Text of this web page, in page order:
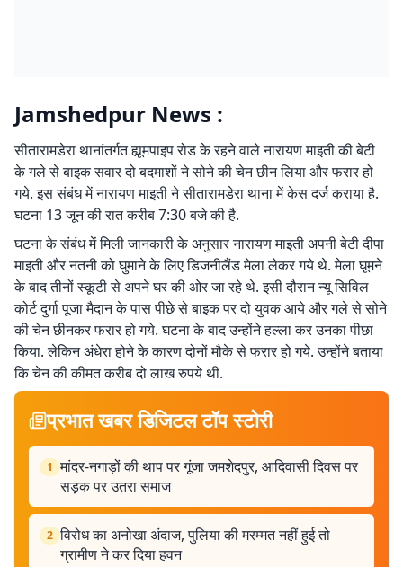
Jamshedpur News :
सीतारामडेरा थानांतर्गत ह्यूमपाइप रोड के रहने वाले नारायण माइती की बेटी
के गले से बाइक सवार दो बदमाशों ने सोने की चेन छीन लिया और फरार हो
गये. इस संबंध में नारायण माइती ने सीतारामडेरा थाना में केस दर्ज कराया है.
घटना 13 जून की रात करीब 7:30 बजे की है.
घटना के संबंध में मिली जानकारी के अनुसार नारायण माइती अपनी बेटी दीपा
माइती और नतनी को घुमाने के लिए डिजनीलैंड मेला लेकर गये थे. मेला घूमने
के बाद तीनों स्कूटी से अपने घर की ओर जा रहे थे. इसी दौरान न्यू सिविल
कोर्ट दुर्गा पूजा मैदान के पास पीछे से बाइक पर दो युवक आये और गले से सोने
की चेन छीनकर फरार हो गये. घटना के बाद उन्होंने हल्ला कर उनका पीछा
किया. लेकिन अंधेरा होने के कारण दोनों मौके से फरार हो गये. उन्होंने बताया
कि चेन की कीमत करीब दो लाख रुपये थी.
प्रभात खबर डिजिटल टॉप स्टोरी
1 मांदर-नगाड़ों की थाप पर गूंजा जमशेदपुर, आदिवासी दिवस पर
सड़क पर उतरा समाज
2 विरोध का अनोखा अंदाज, पुलिया की मरम्मत नहीं हुई तो
ग्रामीण ने कर दिया हवन